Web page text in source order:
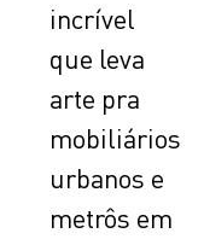
incrível
que leva
arte pra
mobiliários
urbanos e
metrôs em